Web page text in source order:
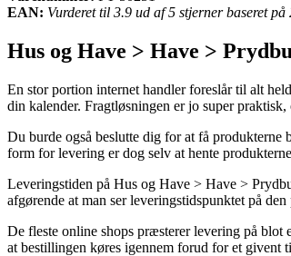
EAN: Vurderet til 3.9 ud af 5 stjerner baseret på
Hus og Have > Have >
En stor portion internet handler foreslår til alt
din kalender. Fragtløsningen er jo super
Du burde også beslutte dig for at få
form for levering er dog selv at hente
Leveringstiden på Hus og Have > Have >
afgørende at man ser leveringstidspunktet på
De fleste online shops præsterer levering på
at bestillingen køres igennem forud for et givent